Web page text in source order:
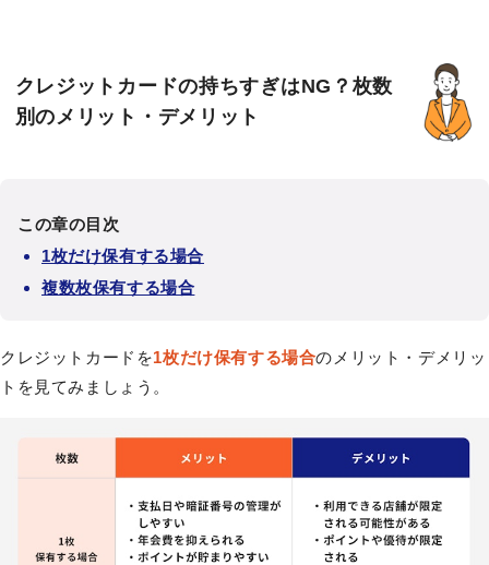
クレジットカードの持ちすぎはNG？枚数
別のメリット・デメリット
この章の目次
1枚だけ保有する場合
複数枚保有する場合
クレジットカードを1枚だけ保有する場合のメリット・デメリッ
トを見てみましょう。